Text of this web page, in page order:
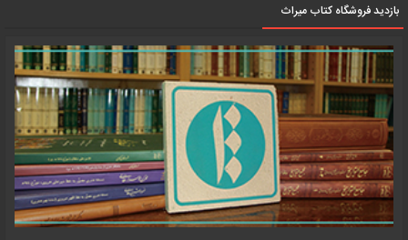
بازدید فروشگاه کتاب میراث